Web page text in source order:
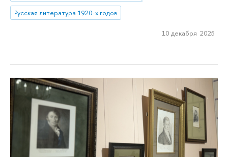
Русская литература 1920-х годов
10 декабря 2025